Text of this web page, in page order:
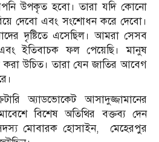
উপকৃত হবো। তারা যদি কোনো
দেবো এবং সংশোধন করে দেবো।
দৃষ্টিতে এসেছিল। আমরা সেসব
এবং ইতিবাচক ফল পেয়েছি। মানুষ
করা উচিত। তারা যেন জাতির আবেগ
অ্যাডভোকেট আসাদুজ্জামানের
বিশেষ অতিথির বক্তব্য দেন
সদস্য মোবারক হোসাইন, মেহেরপুর